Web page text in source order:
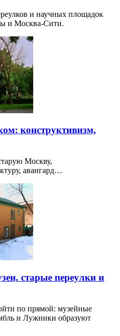
и научных площадок
и Москва-Сити.
конструктивизм,
Москву,
авангард…
старые переулки и
по прямой: музейные
и Лужники образуют